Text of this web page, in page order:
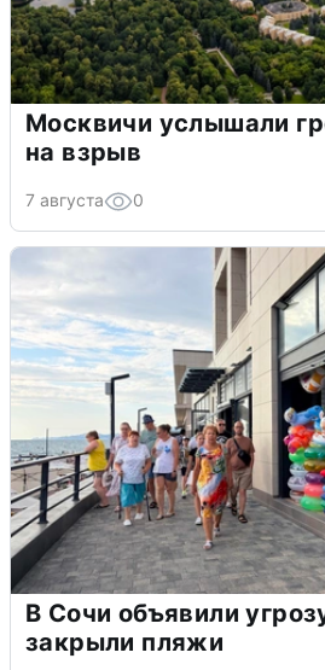
Москвичи услышали
на взрыв
7 августа 0
В Сочи объявили
закрыли пляжи